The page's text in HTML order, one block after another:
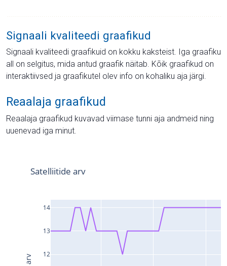
Signaali kvaliteedi graafikud
Signaali kvaliteedi graafikuid on kokku kaksteist. Iga graafiku
all on selgitus, mida antud graafik näitab. Kõik graafikud on
interaktiivsed ja graafikutel olev info on kohaliku aja järgi.
Reaalaja graafikud
Reaalaja graafikud kuvavad viimase tunni aja andmeid ning
uuenevad iga minut.